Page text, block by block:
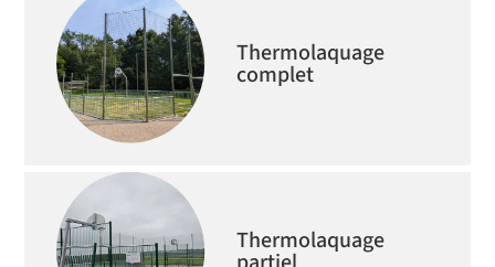
Thermolaquage
complet
Thermolaquage